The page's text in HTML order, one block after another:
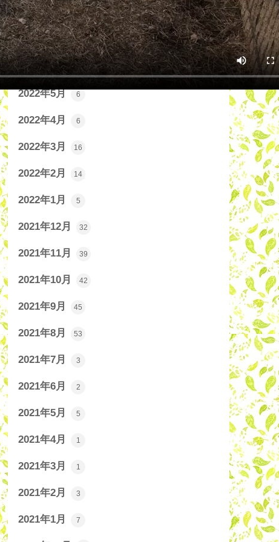
2022年8月 12
2022年7月 13
2022年6月
2022年5月 6
2022年4月 6
2022年3月 16
2022年2月 14
2022年1月 5
2021年12月 32
2021年11月 39
2021年10月 42
2021年9月 45
2021年8月 53
2021年7月 3
2021年6月 2
2021年5月 5
2021年4月 1
2021年3月 1
2021年2月 3
2021年1月 7